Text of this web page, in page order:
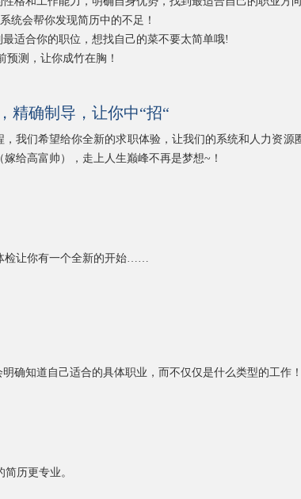
统会帮你发现简历中的不足！
适合你的职位，想找自己的菜不要太简单哦!
测，让你成竹在胸！
精确制导，让你中“招“
我们希望给你全新的求职体验，让我们的系统和人力资源
给高富帅），走上人生巅峰不再是梦想~！
检让你有一个全新的开始……
确知道自己适合的具体职业，而不仅仅是什么类型的工作！
历更专业。